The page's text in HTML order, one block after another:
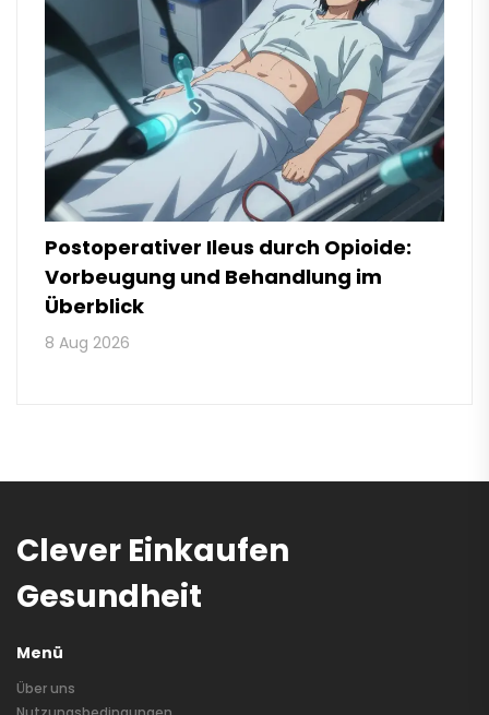
Postoperativer Ileus durch Opioide:
Vorbeugung und Behandlung im
Überblick
8 Aug 2026
Clever Einkaufen
Gesundheit
Menü
Über uns